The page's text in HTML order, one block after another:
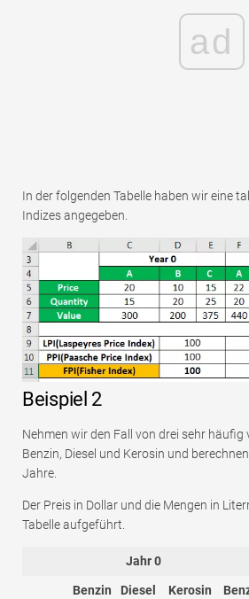
ad
In der folgenden Tabelle haben wir eine
Indizes angegeben.
Beispiel 2
Nehmen wir den Fall von drei sehr
Benzin, Diesel und Kerosin und
Jahre.
Der Preis in Dollar und die Mengen in
Tabelle aufgeführt.
Jahr 0
Benzin Diesel Kerosin